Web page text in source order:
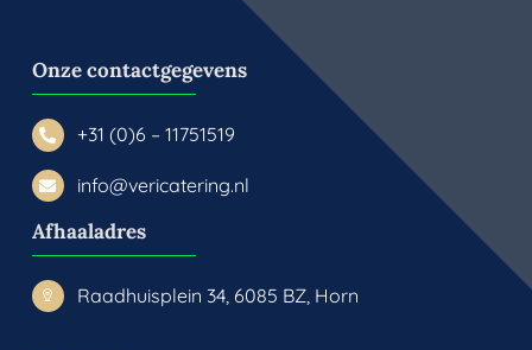
Onze contactgegevens
+31 (0)6 – 11751519
info@vericatering.nl
Afhaaladres
Raadhuisplein 34, 6085 BZ, Horn